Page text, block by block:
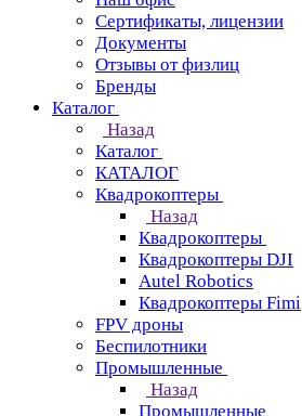
Сертификаты, лицензии
Документы
Отзывы от физлиц
Бренды
Каталог
Назад
Каталог
КАТАЛОГ
Квадрокоптеры
Назад
Квадрокоптеры
Квадрокоптеры DJI
Autel Robotics
Квадрокоптеры Fimi
FPV дроны
Беспилотники
Промышленные
Назад
Промышленные